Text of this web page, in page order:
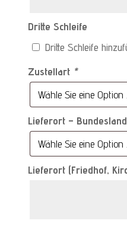
Dritte Schleife
Dritte Schleife
Zustellart *
Lieferort – Bundesland
Lieferort (Friedhof,